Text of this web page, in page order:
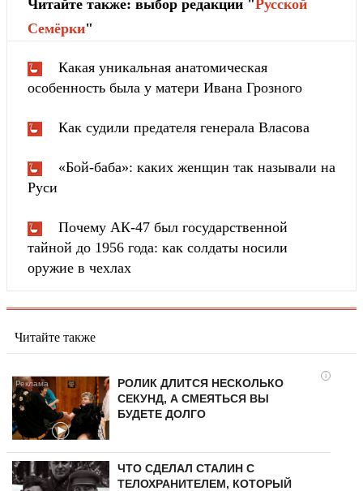
Читайте также: выбор редакции " Русской
Cемёрки"
Какая уникальная анатомическая
особенность была у матери Ивана Грозного
Как судили предателя генерала Власова
«Бой-баба»: каких женщин так называли на
Руси
Почему АК-47 был государственной
тайной до 1956 года: как солдаты носили
оружие в чехлах
Читайте также
i
РОЛИК ДЛИТСЯ НЕСКОЛЬКО
СЕКУНД, А СМЕЯТЬСЯ ВЫ
БУДЕТЕ ДОЛГО
ЧТО СДЕЛАЛ СТАЛИН С
ТЕЛОХРАНИТЕЛЕМ, КОТОРЫЙ